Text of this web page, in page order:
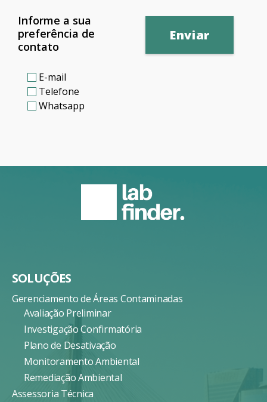
Informe a sua
preferência de
contato
E-mail
Telefone
Whatsapp
SOLUÇÕES
Gerenciamento de Áreas Contaminadas
Avaliação Preliminar
Investigação Confirmatória
Plano de Desativação
Monitoramento Ambiental
Remediação Ambiental
Assessoria Técnica